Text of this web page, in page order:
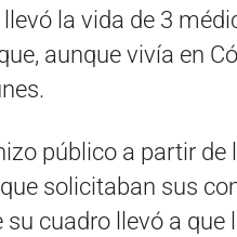
la vida de 3
aunque vivía en
público a partir de
solicitaban sus
su cuadro llevó a